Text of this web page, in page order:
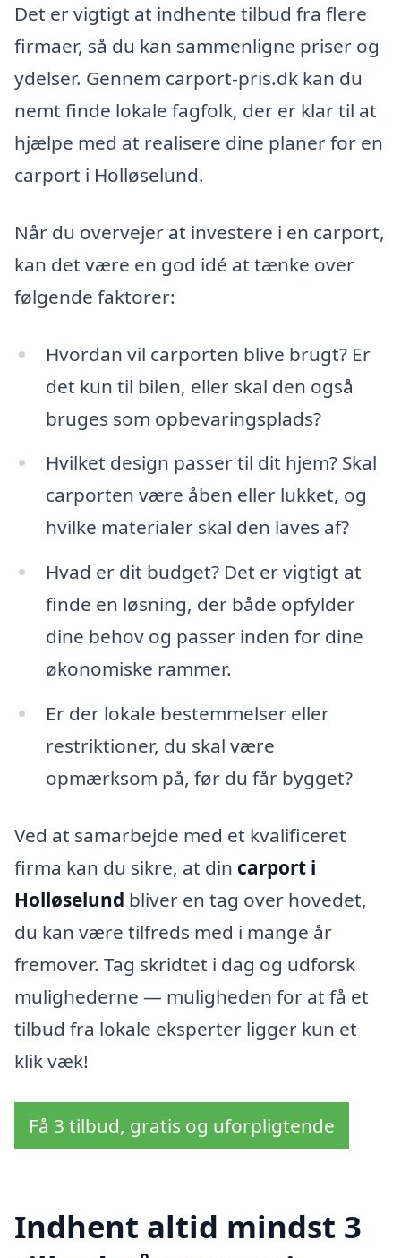
Det er vigtigt at indhente tilbud fra flere
firmaer, så du kan sammenligne priser og
ydelser. Gennem carport-pris.dk kan du
nemt finde lokale fagfolk, der er klar til at
hjælpe med at realisere dine planer for en
carport i Holløselund.
Når du overvejer at investere i en carport,
kan det være en god idé at tænke over
følgende faktorer:
Hvordan vil carporten blive brugt? Er
det kun til bilen, eller skal den også
bruges som opbevaringsplads?
Hvilket design passer til dit hjem? Skal
carporten være åben eller lukket, og
hvilke materialer skal den laves af?
Hvad er dit budget? Det er vigtigt at
finde en løsning, der både opfylder
dine behov og passer inden for dine
økonomiske rammer.
Er der lokale bestemmelser eller
restriktioner, du skal være
opmærksom på, før du får bygget?
Ved at samarbejde med et kvalificeret
firma kan du sikre, at din carport i
Holløselund bliver en tag over hovedet,
du kan være tilfreds med i mange år
fremover. Tag skridtet i dag og udforsk
mulighederne — muligheden for at få et
tilbud fra lokale eksperter ligger kun et
klik væk!
Få 3 tilbud, gratis og uforpligtende
Indhent altid mindst 3